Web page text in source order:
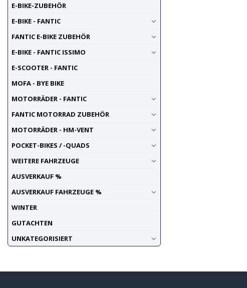
E-BIKE-ZUBEHÖR
E-BIKE - FANTIC
FANTIC E-BIKE ZUBEHÖR
E-BIKE - FANTIC ISSIMO
E-SCOOTER - FANTIC
MOFA - BYE BIKE
MOTORRÄDER - FANTIC
FANTIC MOTORRAD ZUBEHÖR
MOTORRÄDER - HM-VENT
POCKET-BIKES / -QUADS
WEITERE FAHRZEUGE
AUSVERKAUF %
AUSVERKAUF FAHRZEUGE %
WINTER
GUTACHTEN
UNKATEGORISIERT